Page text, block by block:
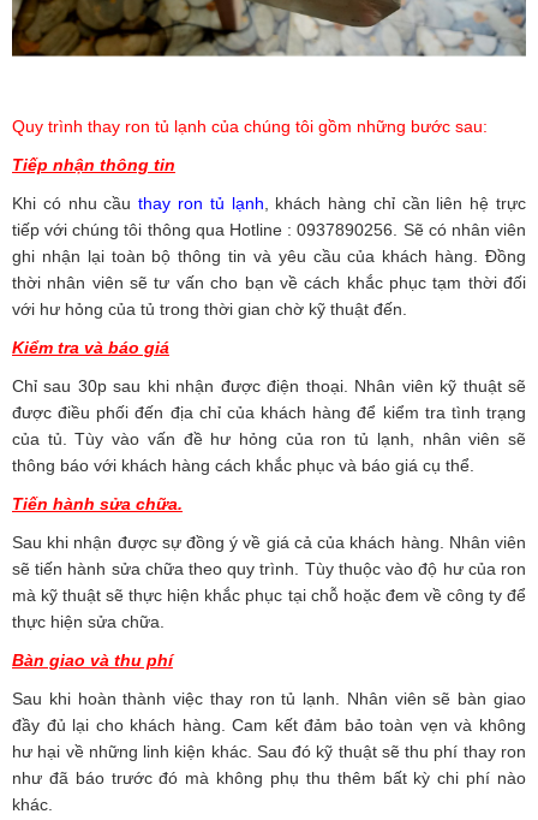
Quy trình thay ron tủ lạnh của chúng tôi gồm những bước sau:
Tiếp nhận thông tin
Khi có nhu cầuthay ron tủ lạnh , khách hàng chỉ cần liên hệ trực
tiếp với chúng tôi thông qua Hotline : 0937890256. Sẽ có nhân viên
ghi nhận lại toàn bộ thông tin và yêu cầu của khách hàng. Đồng
thời nhân viên sẽ tư vấn cho bạn về cách khắc phục tạm thời đối
với hư hỏng của tủ trong thời gian chờ kỹ thuật đến.
Kiểm tra và báo giá
Chỉ sau 30p sau khi nhận được điện thoại. Nhân viên kỹ thuật sẽ
được điều phối đến địa chỉ của khách hàng để kiểm tra tình trạng
của tủ. Tùy vào vấn đề hư hỏng của ron tủ lạnh, nhân viên sẽ
thông báo với khách hàng cách khắc phục và báo giá cụ thể.
Tiến hành sửa chữa.
Sau khi nhận được sự đồng ý về giá cả của khách hàng. Nhân viên
sẽ tiến hành sửa chữa theo quy trình. Tùy thuộc vào độ hư của ron
mà kỹ thuật sẽ thực hiện khắc phục tại chỗ hoặc đem về công ty để
thực hiện sửa chữa.
Bàn giao và thu phí
Sau khi hoàn thành việc thay ron tủ lạnh. Nhân viên sẽ bàn giao
đầy đủ lại cho khách hàng. Cam kết đảm bảo toàn vẹn và không
hư hại về những linh kiện khác. Sau đó kỹ thuật sẽ thu phí thay ron
như đã báo trước đó mà không phụ thu thêm bất kỳ chi phí nào
khác.